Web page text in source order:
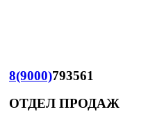
8(9000)793561
ОТДЕЛ ПРОДАЖ